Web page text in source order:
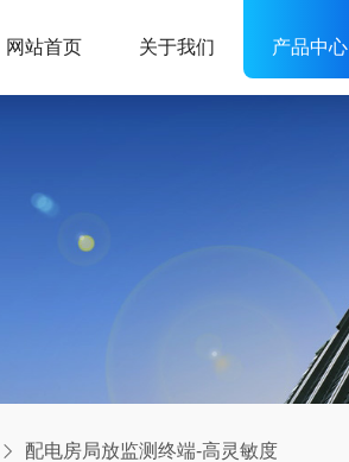
网站首页 关于我们 产品中心
配电房局放监测终端-高灵敏度